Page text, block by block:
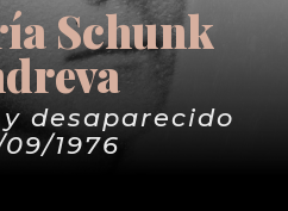
Schunk
desaparecido
1976